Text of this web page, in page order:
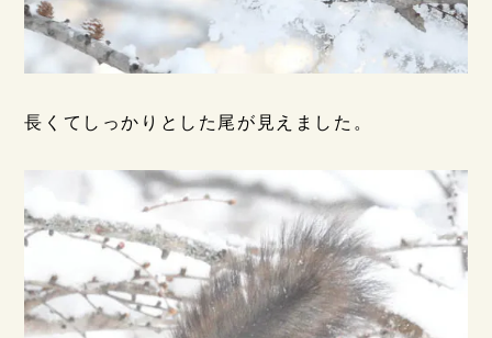
長くてしっかりとした尾が見えました。